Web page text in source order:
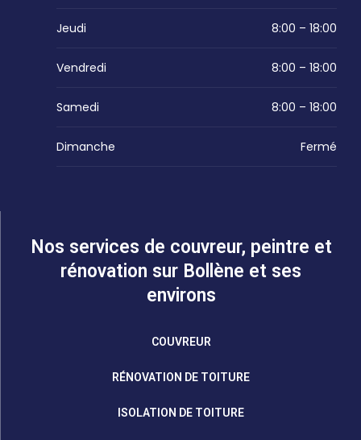
Jeudi 8:00 – 18:00
Vendredi 8:00 – 18:00
Samedi 8:00 – 18:00
Dimanche Fermé
Nos services de couvreur, peintre et
rénovation sur Bollène et ses
environs
COUVREUR
RÉNOVATION DE TOITURE
ISOLATION DE TOITURE